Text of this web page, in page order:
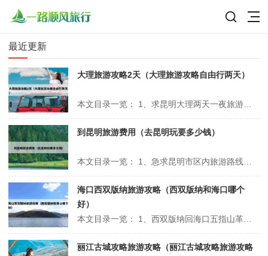
最近更新
大理旅游攻略2天（大理旅游攻略自由行两天）
到昆明旅游费用（去昆明玩要多少钱）
海口西双版纳旅游攻略（西双版纳和海口哪个
好）
丽江古城攻略旅游攻略（丽江古城攻略旅游攻略